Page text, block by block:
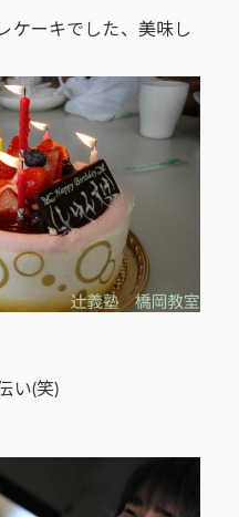
ケーキでした、美味し
い(笑)